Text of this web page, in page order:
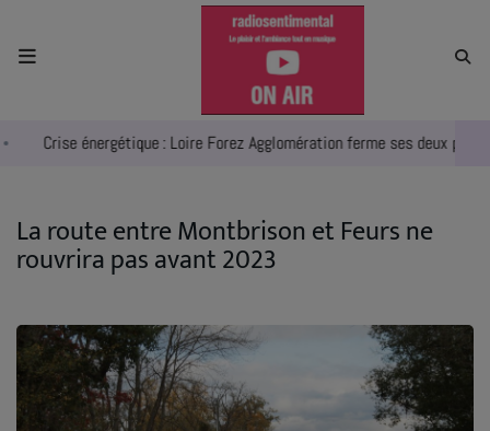
Crise énergétique : Loire Forez Agglomération ferme ses deux
ACTUALITÉS
EMPLOIS
EMISSIONS
EQUIPES
La route entre Montbrison et Feurs ne
rouvrira pas avant 2023